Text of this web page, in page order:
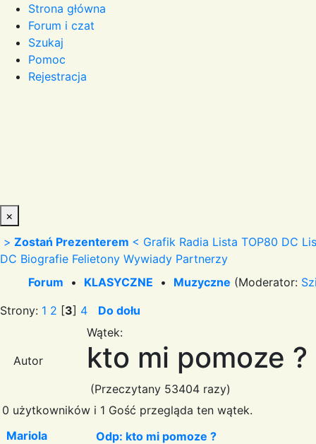
Strona główna
Forum i czat
Szukaj
Pomoc
Rejestracja
×
> Zostań Prezenterem < Grafik Radia Lista TOP80 DC
DC Biografie Felietony Wywiady Partnerzy
Forum • KLASYCZNE • Muzyczne (Moderator:
Strony: 1 2 [3] 4 Do dołu
Autor
Wątek:
kto mi pomoze ?
(Przeczytany 53404 razy)
0 użytkowników i 1 Gość przegląda ten wątek.
Mariola
Odp: kto mi pomoze ?